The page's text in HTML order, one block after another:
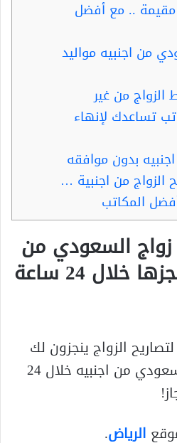
.. مع أفضل
من اجنبيه مواليد
من غير
تساعدك لإنهاء
بدون موافقه
الزواج من اجنبية …
المكاتب
السعودي من
24 ساعة
الزواج ينجزون لك
شروط موافقه زواج السعودي من اجنبيه خلال 24
الرياض.